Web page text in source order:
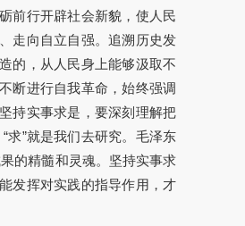
前行开辟社会新貌，使人民
走向自立自强。追溯历史发
的，从人民身上能够汲取不
断进行自我革命，始终强调
持实事求是，要深刻理解把
求”就是我们去研究。毛泽东
的精髓和灵魂。坚持实事求
发挥对实践的指导作用，才